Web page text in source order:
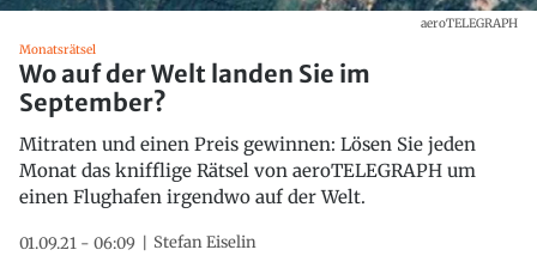
aeroTELEGRAPH
Monatsrätsel
Wo auf der Welt landen Sie im
September?
Mitraten und einen Preis gewinnen: Lösen Sie jeden
Monat das knifflige Rätsel von aeroTELEGRAPH um
einen Flughafen irgendwo auf der Welt.
01.09.21 - 06:09 Stefan Eiselin